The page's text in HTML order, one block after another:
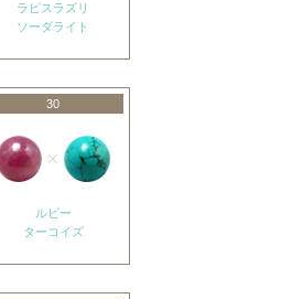
ラピスラズリ
ソーダライト
30
ルビー
ターコイズ